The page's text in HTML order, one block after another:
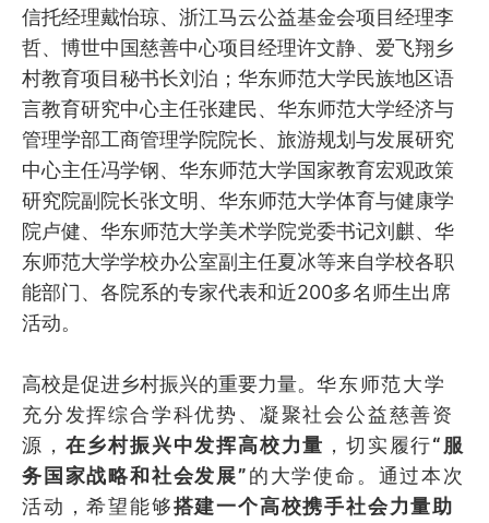
信托经理戴怡琼、浙江马云公益基金会项目经理李
哲、博世中国慈善中心项目经理许文静、爱飞翔乡
村教育项目秘书长刘泊；华东师范大学民族地区语
言教育研究中心主任张建民、华东师范大学经济与
管理学部工商管理学院院长、旅游规划与发展研究
中心主任冯学钢、华东师范大学国家教育宏观政策
研究院副院长张文明、华东师范大学体育与健康学
院卢健、华东师范大学美术学院党委书记刘麒、华
东师范大学学校办公室副主任夏冰等来自学校各职
能部门、各院系的专家代表和近200多名师生出席
活动。
高校是促进乡村振兴的重要力量。 华东师范大学
充分发挥综合学科优势、凝聚社会公益慈善资
源， 在乡村振兴中发挥高校力量 ，切实履行“服
务国家战略和社会发展”的大学使命。通过本次
活动，希望能够搭建一个高校携手社会力量助